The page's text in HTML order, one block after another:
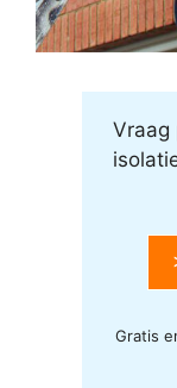
Vraag
Gratis